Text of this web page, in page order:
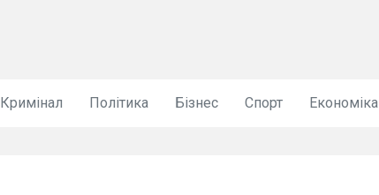
Кримінал Політика Бізнес Спорт Економіка